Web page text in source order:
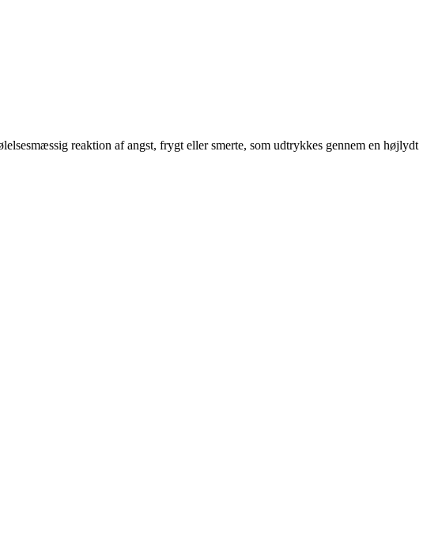
reaktion af angst, frygt eller smerte, som udtrykkes gennem en højlydt